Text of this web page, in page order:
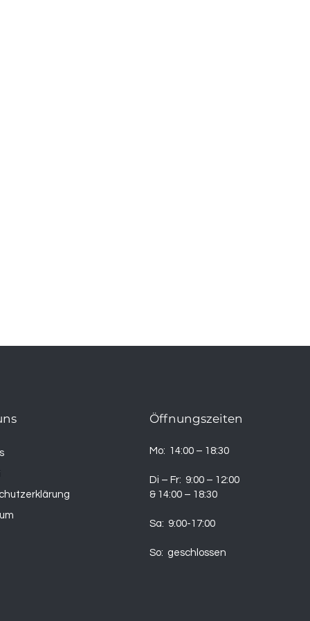
Öffnungszeiten
Mo: 14:00 – 18:30
Di – Fr: 9:00 – 12:00
& 14:00 – 18:30
Sa: 9:00-17:00
So: geschlossen